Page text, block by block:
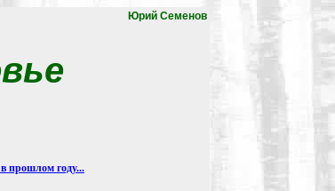
Юрий Семенов
прошлом году...